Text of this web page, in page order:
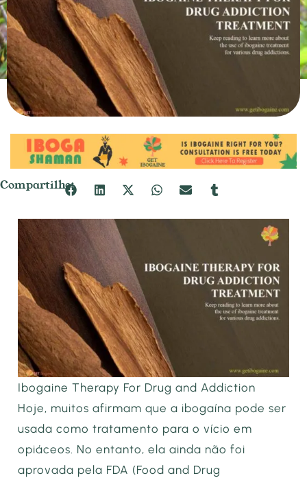
Compartilhe:
Ibogaine Therapy For Drug and Addiction
Hoje, muitos afirmam que a ibogaína pode ser
usada como tratamento para o vício em
opiáceos. No entanto, ela ainda não foi
aprovada pela FDA (Food and Drug